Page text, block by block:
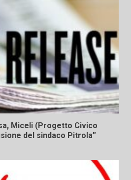
Miceli (Progetto Civico
del sindaco Pitrola”